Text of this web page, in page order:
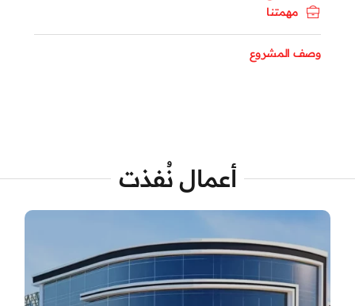
مهمتنا
وصف المشروع
أعمال نُفذت